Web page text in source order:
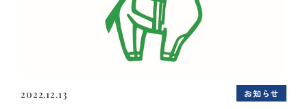
2022.12.13 お知らせ